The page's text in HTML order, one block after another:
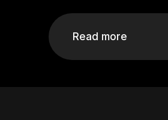
Read more